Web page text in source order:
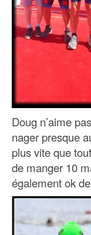
Doug n’aime
nager presque
plus vite que
de manger 10
également ok